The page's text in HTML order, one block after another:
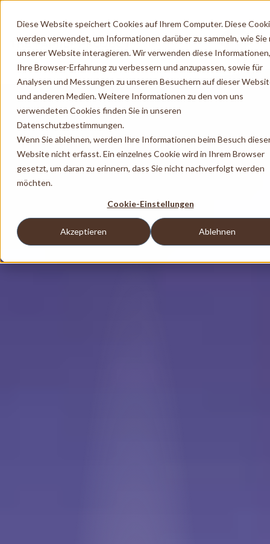
Diese Website speichert Cookies auf Ihrem Computer. Diese
werden verwendet, um Informationen darüber zu sammeln, wie Sie
unserer Website interagieren. Wir verwenden diese
Ihre Browser-Erfahrung zu verbessern und anzupassen, sowie für
Analysen und Messungen zu unseren Besuchern auf dieser
und anderen Medien. Weitere Informationen zu den von uns
verwendeten Cookies finden Sie in unseren
Datenschutzbestimmungen.
Wenn Sie ablehnen, werden Ihre Informationen beim Besuch
Website nicht erfasst. Ein einzelnes Cookie wird in Ihrem Browser
gesetzt, um daran zu erinnern, dass Sie nicht nachverfolgt werden
möchten.
Cookie-Einstellungen
Akzeptieren Ablehnen